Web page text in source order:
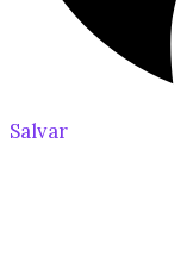
Salvar